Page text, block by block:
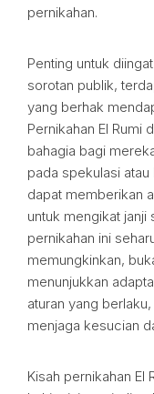
pernikahan.
Penting untuk
sorotan publik,
yang berhak
Pernikahan El Rumi
bahagia bagi
pada spekulasi
dapat memberikan
untuk mengikat janji
pernikahan ini
memungkinkan,
menunjukkan
aturan yang
menjaga kesucian
Kisah pernikahan El